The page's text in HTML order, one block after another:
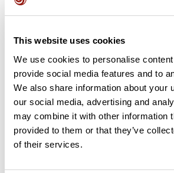
This website uses cookies
We use cookies to personalise
provide social media features and to
We also share information about your
our social media, advertising and
may combine it with other information
provided to them or that they’ve
of their services.
Ajouter un avis
Découvrez ce parcours de vélo de 196,8